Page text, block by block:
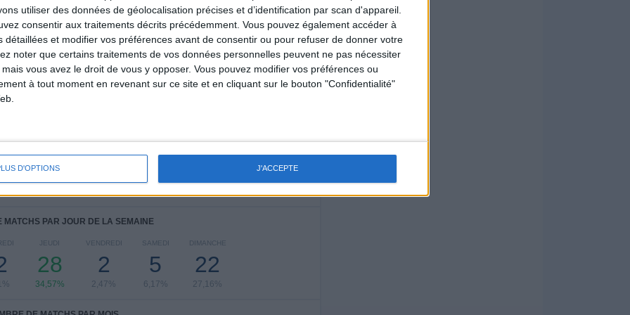
utiliser des données de géolocalisation précises et d’identification par scan d'appareil.
consentir aux traitements décrits précédemment. Vous pouvez également accéder à
détaillées et modifier vos préférences avant de consentir ou pour refuser de donner votre
noter que certains traitements de vos données personnelles peuvent ne pas nécessiter
vous avez le droit de vous y opposer. Vous pouvez modifier vos préférences ou
à tout moment en revenant sur ce site et en cliquant sur le bouton "Confidentialité"
D'OPTIONS J'ACCEPTE
46
ADVERSAIRES
4
VS Elfsborg
4
COMPÉTITIONS
CLASSEMENT PAR COMPÉTITIONS
Voir classement complet
MATCHS PAR JOUR DE LA SEMAINE
JEUDI
28
34,57%
VENDREDI
2
2,47%
SAMEDI
5
6,17%
DIMANCHE
22
27,16%